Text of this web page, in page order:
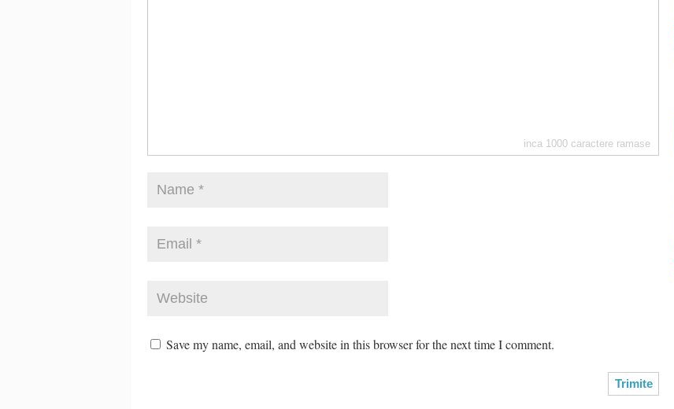
inca 1000 caractere ramase
Save my name, email, and website in this browser for the next time I comment.